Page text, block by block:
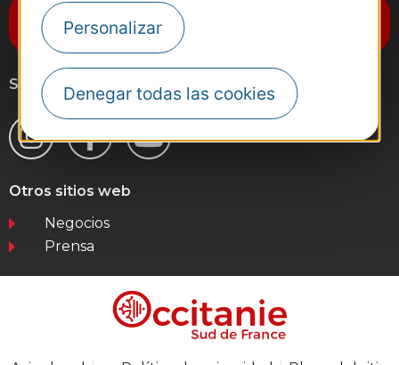
Personalizar
Denegar todas las cookies
Suscríbase al boletín de noticias
Destination Occitanie
Síganos
Otros sitios web
Negocios
Prensa